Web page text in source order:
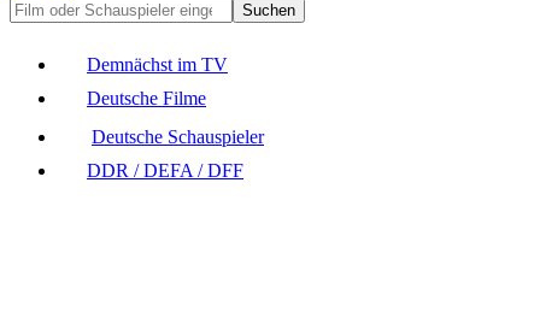
Suchen
Demnächst im TV
Deutsche Filme
Deutsche Schauspieler
DDR / DEFA / DFF